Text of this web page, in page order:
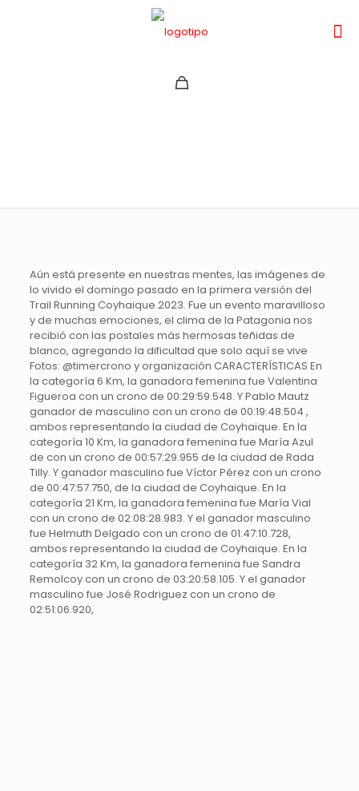
Aún está presente en nuestras mentes, las imágenes de
lo vivido el domingo pasado en la primera versión del
Trail Running Coyhaique 2023. Fue un evento maravilloso
y de muchas emociones, el clima de la Patagonia nos
recibió con las postales más hermosas teñidas de
blanco, agregando la dificultad que solo aquí se vive
Fotos: @timercrono y organización CARACTERÍSTICAS En
la categoría 6 Km, la ganadora femenina fue Valentina
Figueroa con un crono de 00:29:59.548. Y Pablo Mautz
ganador de masculino con un crono de 00:19:48.504 ,
ambos representando la ciudad de Coyhaique. En la
categoría 10 Km, la ganadora femenina fue María Azul
de con un crono de 00:57:29.955 de la ciudad de Rada
Tilly. Y ganador masculino fue Víctor Pérez con un crono
de 00:47:57.750, de la ciudad de Coyhaique. En la
categoría 21 Km, la ganadora femenina fue María Vial
con un crono de 02:08:28.983. Y el ganador masculino
fue Helmuth Delgado con un crono de 01:47:10.728,
ambos representando la ciudad de Coyhaique. En la
categoría 32 Km, la ganadora femenina fue Sandra
Remolcoy con un crono de 03:20:58.105. Y el ganador
masculino fue José Rodriguez con un crono de
02:51:06.920,